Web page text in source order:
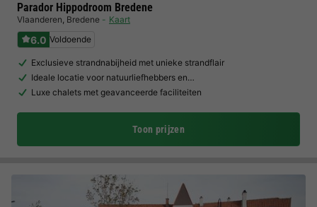
Parador Hippodroom Bredene
Vlaanderen, Bredene Kaart
6.0 Voldoende
Exclusieve strandnabijheid met unieke strandflair
Ideale locatie voor natuurliefhebbers en…
Luxe chalets met geavanceerde faciliteiten
Toon prijzen